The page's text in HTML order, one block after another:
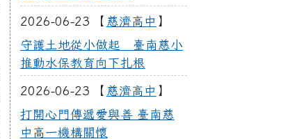
2026-06-23 【 慈濟高中 】
守護土地從小做起 臺南慈小
推動水保教育向下扎根
2026-06-23 【 慈濟高中 】
打開心門傳遞愛與善 臺南慈
中高一機構關懷